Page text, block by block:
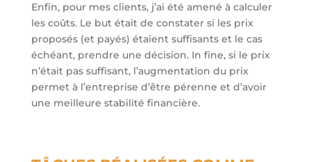
Enfin, pour mes clients, j’ai été amené à calculer
les coûts. Le but était de constater si les prix
proposés (et payés) étaient suffisants et le cas
échéant, prendre une décision. In fine, si le prix
n’était pas suffisant, l’augmentation du prix
permet à l’entreprise d’être pérenne et d’avoir
une meilleure stabilité financière.